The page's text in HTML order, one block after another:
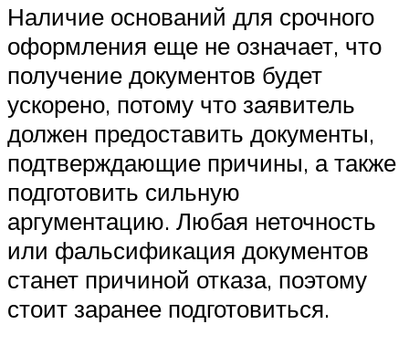
Наличие оснований для срочного
оформления еще не означает, что
получение документов будет
ускорено, потому что заявитель
должен предоставить документы,
подтверждающие причины, а также
подготовить сильную
аргументацию. Любая неточность
или фальсификация документов
станет причиной отказа, поэтому
стоит заранее подготовиться.